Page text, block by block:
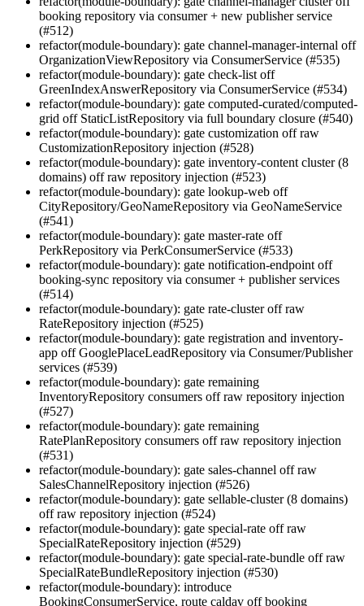
booking repository via consumer + new publisher service
(#512)
refactor(module-boundary): gate channel-manager-internal off
OrganizationViewRepository via ConsumerService (#535)
refactor(module-boundary): gate check-list off
GreenIndexAnswerRepository via ConsumerService (#534)
refactor(module-boundary): gate computed-curated/computed-
grid off StaticListRepository via full boundary closure (#540)
refactor(module-boundary): gate customization off raw
CustomizationRepository injection (#528)
refactor(module-boundary): gate inventory-content cluster (8
domains) off raw repository injection (#523)
refactor(module-boundary): gate lookup-web off
CityRepository/GeoNameRepository via GeoNameService
(#541)
refactor(module-boundary): gate master-rate off
PerkRepository via PerkConsumerService (#533)
refactor(module-boundary): gate notification-endpoint off
booking-sync repository via consumer + publisher services
(#514)
refactor(module-boundary): gate rate-cluster off raw
RateRepository injection (#525)
refactor(module-boundary): gate registration and inventory-
app off GooglePlaceLeadRepository via Consumer/Publisher
services (#539)
refactor(module-boundary): gate remaining
InventoryRepository consumers off raw repository injection
(#527)
refactor(module-boundary): gate remaining
RatePlanRepository consumers off raw repository injection
(#531)
refactor(module-boundary): gate sales-channel off raw
SalesChannelRepository injection (#526)
refactor(module-boundary): gate sellable-cluster (8 domains)
off raw repository injection (#524)
refactor(module-boundary): gate special-rate off raw
SpecialRateRepository injection (#529)
refactor(module-boundary): gate special-rate-bundle off raw
SpecialRateBundleRepository injection (#530)
refactor(module-boundary): introduce
BookingConsumerService, route caldav off booking